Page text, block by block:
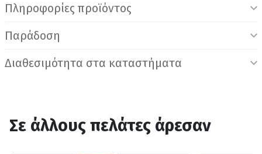
Πληροφορίες προϊόντος
Παράδοση
Διαθεσιμότητα στα καταστήματα
Σε άλλους πελάτες άρεσαν